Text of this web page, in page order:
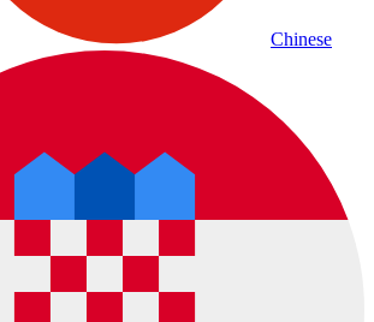
Chinese